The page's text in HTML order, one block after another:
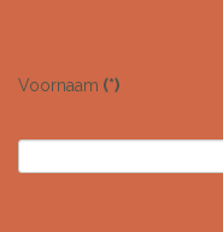
Voornaam (*)